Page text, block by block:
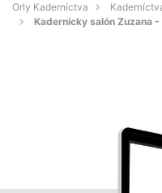
Orly Kaderníctva
Kadernícky salón Zuzana -